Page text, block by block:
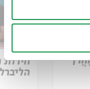
חירות